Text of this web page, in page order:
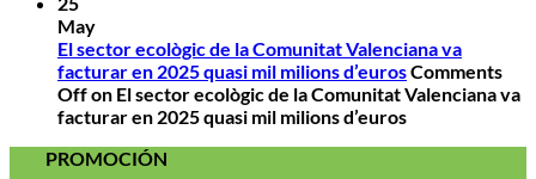
May
El sector ecològic de la Comunitat Valenciana va
facturar en 2025 quasi mil milions d’eurosComments
Offon El sector ecològic de la Comunitat Valenciana va
facturar en 2025 quasi mil milions d’euros
PROMOCIÓN